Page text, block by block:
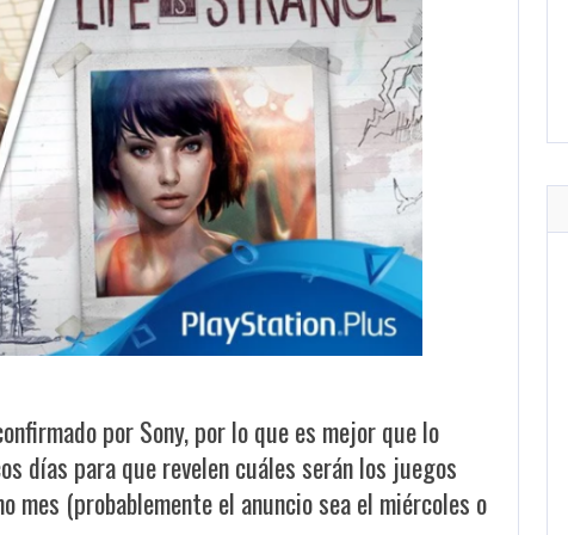
por Sony, por lo que es mejor que lo
días para que revelen cuáles serán los juegos
(probablemente el anuncio sea el miércoles o